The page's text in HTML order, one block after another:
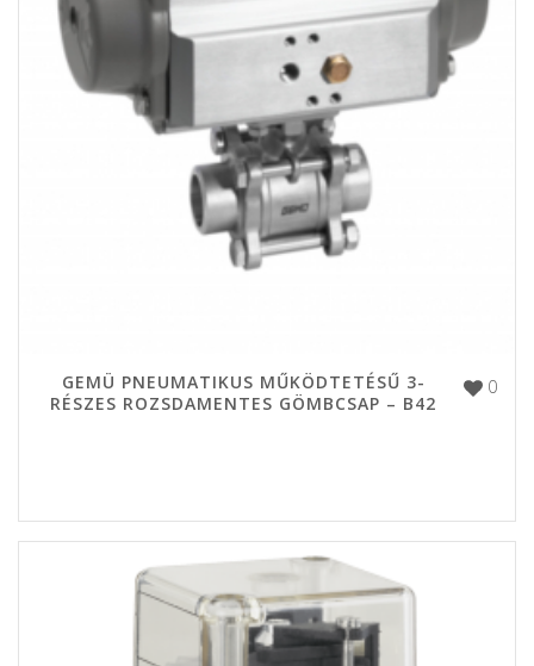
0
GEMÜ PNEUMATIKUS MŰKÖDTETÉSŰ 3-
RÉSZES ROZSDAMENTES GÖMBCSAP – B42